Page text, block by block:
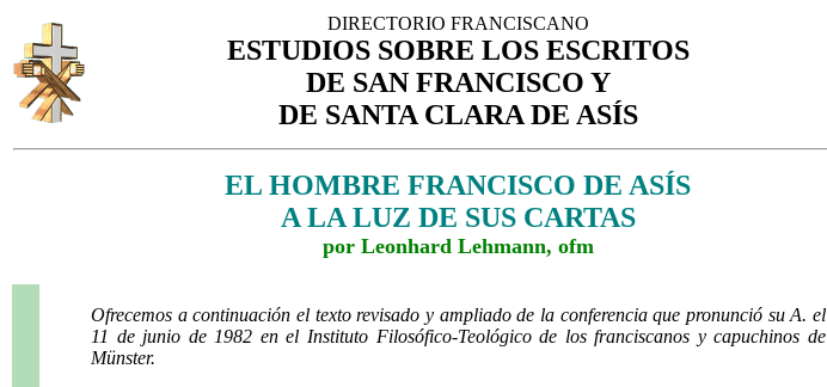
DIRECTORIO FRANCISCANO
ESTUDIOS SOBRE LOS ESCRITOS
DE SAN FRANCISCO Y
DE SANTA CLARA DE ASÍS
EL HOMBRE FRANCISCO DE ASÍS
A LA LUZ DE SUS CARTAS
por Leonhard Lehmann, ofm
Ofrecemos a continuación el texto revisado y ampliado de la conferencia que pronunció su A. el
11 de junio de 1982 en el Instituto Filosófico-Teológico de los franciscanos y capuchinos de
Münster.